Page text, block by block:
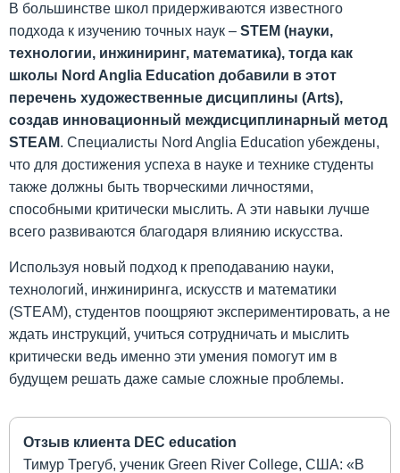
В большинстве школ придерживаются известного
подхода к изучению точных наук – STEM (науки,
технологии, инжиниринг, математика), тогда как
школы Nord Anglia Education добавили в этот
перечень художественные дисциплины (Arts),
создав инновационный междисциплинарный метод
STEAM. Специалисты Nord Anglia Education убеждены,
что для достижения успеха в науке и технике студенты
также должны быть творческими личностями,
способными критически мыслить. А эти навыки лучше
всего развиваются благодаря влиянию искусства.
Используя новый подход к преподаванию науки,
технологий, инжиниринга, искусств и математики
(STEAM), студентов поощряют экспериментировать, а не
ждать инструкций, учиться сотрудничать и мыслить
критически ведь именно эти умения помогут им в
будущем решать даже самые сложные проблемы.
Отзыв клиента DEC education
Тимур Трегуб, ученик Green River College, США: «В